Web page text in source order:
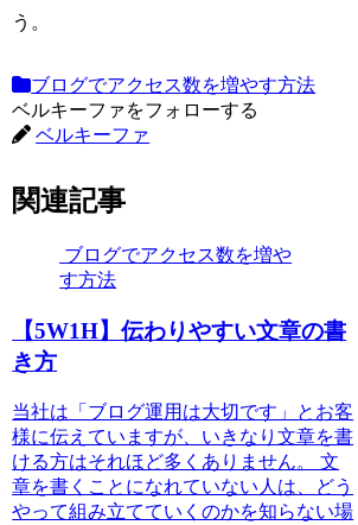
う。
ブログでアクセス数を増やす方法
ベルキーファをフォローする
ベルキーファ
関連記事
ブログでアクセス数を増や
す方法
【5W1H】伝わりやすい文章の書
き方
当社は「ブログ運用は大切です」とお客
様に伝えていますが、いきなり文章を書
ける方はそれほど多くありません。 文
章を書くことになれていない人は、どう
やって組み立てていくのかを知らない場